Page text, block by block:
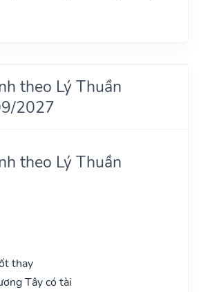
theo Lý Thuần
2027
theo Lý Thuần
thay
Tây có tài